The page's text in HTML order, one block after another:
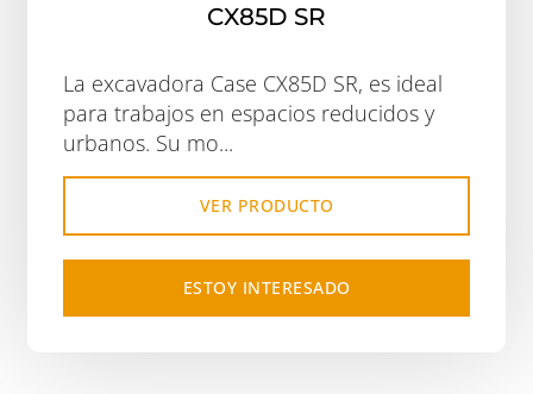
CX85D SR
La excavadora Case CX85D SR, es ideal
para trabajos en espacios reducidos y
urbanos. Su mo...
VER PRODUCTO
ESTOY INTERESADO